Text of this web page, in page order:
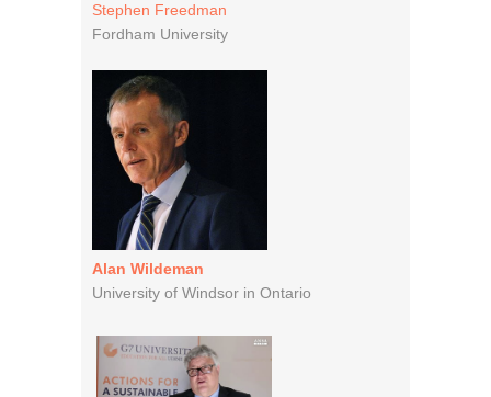
Stephen Freedman
Fordham University
Alan Wildeman
University of Windsor in Ontario